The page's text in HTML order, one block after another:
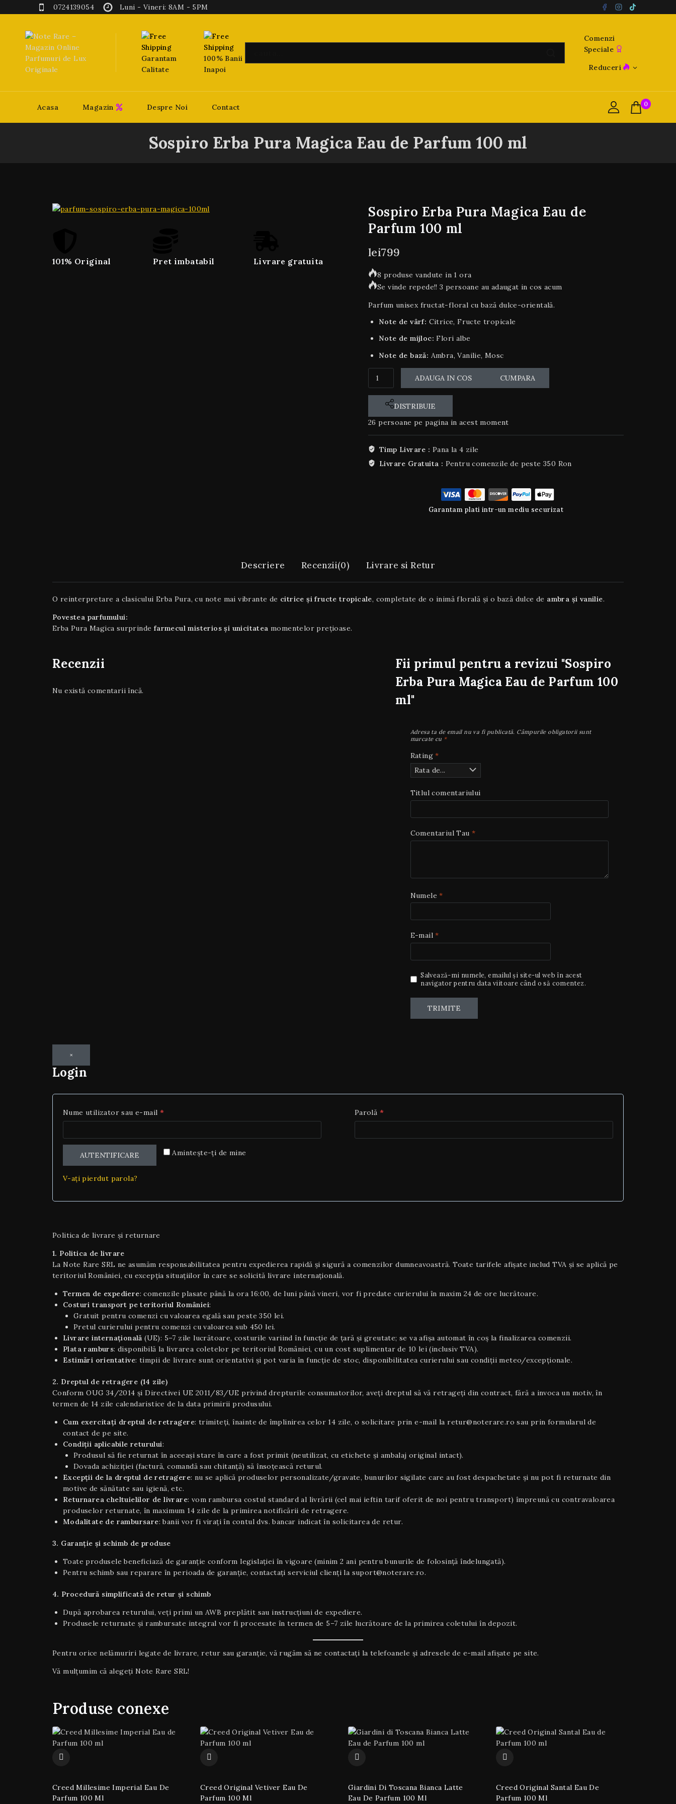
0724139054 Luni - Vineri: 8AM - 5PM
Garantam
Calitate
100% Banii
Inapoi
Comenzi
Speciale
Reduceri
Acasa Magazin Despre Noi Contact 0
Sospiro Erba Pura Magica Eau de Parfum 100 ml
101% Original Pret imbatabil Livrare gratuita
Sospiro Erba Pura Magica Eau de
Parfum 100 ml
lei799
8 produse vandute in 1 ora
Se vinde repede!! 3 persoane au adaugat in cos acum
Parfum unisex fructat-floral cu bază dulce-orientală.
Note de vârf: Citrice, Fructe tropicale
Note de mijloc: Flori albe
Note de bază: Ambra, Vanilie, Mosc
ADAUGA IN COS CUMPARA
DISTRIBUIE
26 persoane pe pagina in acest moment
Timp Livrare : Pana la 4 zile
Livrare Gratuita : Pentru comenzile de peste 350 Ron
Garantam plati intr-un mediu securizat
Descriere Recenzii(0) Livrare si Retur
O reinterpretare a clasicului Erba Pura, cu note mai vibrante de citrice și fructe tropicale, completate de o inimă florală și o bază dulce de ambra și vanilie.
Povestea parfumului:
Erba Pura Magica surprinde farmecul misterios și unicitatea momentelor prețioase.
Recenzii
Nu există comentarii încă.
Fii primul pentru a revizui "Sospiro
Erba Pura Magica Eau de Parfum 100
ml"
Adresa ta de email nu va fi publicată. Câmpurile obligatorii sunt
marcate cu *
Rating*
Titlul comentariului
Comentariul Tau *
Numele*
E-mail*
Salvează-mi numele, emailul și site-ul web în acest
navigator pentru data viitoare când o să comentez.
×
Login
Nume utilizator sau e-mail * Parolă *
Amintește-ți de mine
AUTENTIFICARE
V-ați pierdut parola?
Politica de livrare și returnare
1. Politica de livrare
La Note Rare SRL ne asumăm responsabilitatea pentru expedierea rapidă și sigură a comenzilor dumneavoastră. Toate tarifele afișate includ TVA și se aplică pe
teritoriul României, cu excepția situaţiilor în care se solicită livrare internaţională.
Termen de expediere: comenzile plasate până la ora 16:00, de luni până vineri, vor fi predate curierului în maxim 24 de ore lucrătoare.
Costuri transport pe teritoriul României:
Gratuit pentru comenzi cu valoarea egală sau peste 350 lei.
Pretul curierului pentru comenzi cu valoarea sub 450 lei.
Livrare internaţională (UE): 5–7 zile lucrătoare, costurile variind în funcție de țară și greutate; se va afișa automat în coș la finalizarea comenzii.
Plata ramburs: disponibilă la livrarea coletelor pe teritoriul României, cu un cost suplimentar de 10 lei (inclusiv TVA).
Estimări orientative: timpii de livrare sunt orientativi şi pot varia în funcție de stoc, disponibilitatea curierului sau condiții meteo/excepționale.
2. Dreptul de retragere (14 zile)
Conform OUG 34/2014 și Directivei UE 2011/83/UE privind drepturile consumatorilor, aveți dreptul să vă retrageți din contract, fără a invoca un motiv, în
termen de 14 zile calendaristice de la data primirii produsului.
Cum exercitați dreptul de retragere: trimiteți, înainte de împlinirea celor 14 zile, o solicitare prin e-mail la retur@noterare.ro sau prin formularul de
contact de pe site.
Condiţii aplicabile returului:
Produsul să fie returnat în aceeaşi stare în care a fost primit (neutilizat, cu etichete și ambalaj original intact).
Dovada achiziției (factură, comandă sau chitanță) să însoțească returul.
Excepții de la dreptul de retragere: nu se aplică produselor personalizate/gravate, bunurilor sigilate care au fost despachetate și nu pot fi returnate din
motive de sănătate sau igienă, etc.
Returnarea cheltuielilor de livrare: vom rambursa costul standard al livrării (cel mai ieftin tarif oferit de noi pentru transport) împreună cu contravaloarea
produselor returnate, în maximum 14 zile de la primirea notificării de retragere.
Modalitate de rambursare: banii vor fi virați în contul dvs. bancar indicat în solicitarea de retur.
3. Garanție și schimb de produse
Toate produsele beneficiază de garanție conform legislației în vigoare (minim 2 ani pentru bunurile de folosință îndelungată).
Pentru schimb sau reparare în perioada de garanție, contactați serviciul clienți la suport@noterare.ro.
4. Procedură simplificată de retur și schimb
După aprobarea returului, veți primi un AWB preplătit sau instrucțiuni de expediere.
Produsele returnate și rambursate integral vor fi procesate în termen de 5–7 zile lucrătoare de la primirea coletului în depozit.
Pentru orice nelămuriri legate de livrare, retur sau garanţie, vă rugăm să ne contactați la telefoanele și adresele de e-mail afișate pe site.
Vă mulțumim că alegeți Note Rare SRL!
Produse conexe
Creed Millesime Imperial Eau De
Parfum 100 Ml
Creed Original Vetiver Eau De
Parfum 100 Ml
Giardini Di Toscana Bianca Latte
Eau De Parfum 100 Ml
Creed Original Santal Eau De
Parfum 100 Ml